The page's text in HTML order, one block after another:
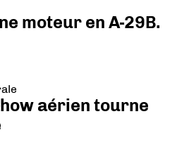
moteur en A-29B.
aérien tourne